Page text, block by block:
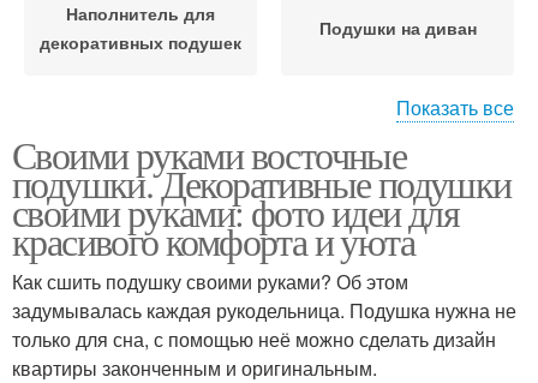
Наполнитель для
декоративных подушек
Подушки на диван
подушек
Подушки для дивана
Детские подушки Классические подушки
Показать все
Своими руками восточные
подушки. Декоративные подушки
своими руками: фото идеи для
красивого комфорта и уюта
Как сшить подушку своими руками? Об этом
задумывалась каждая рукодельница. Подушка нужна не
только для сна, с помощью неё можно сделать дизайн
квартиры законченным и оригинальным.